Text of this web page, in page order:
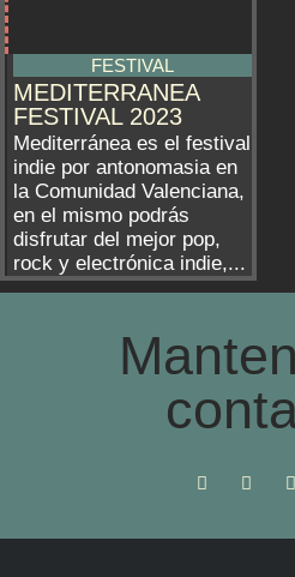
FESTIVAL
MEDITERRANEA
FESTIVAL 2023
Mediterránea es el festival
indie por antonomasia en
la Comunidad Valenciana,
en el mismo podrás
disfrutar del mejor pop,
rock y electrónica indie,...